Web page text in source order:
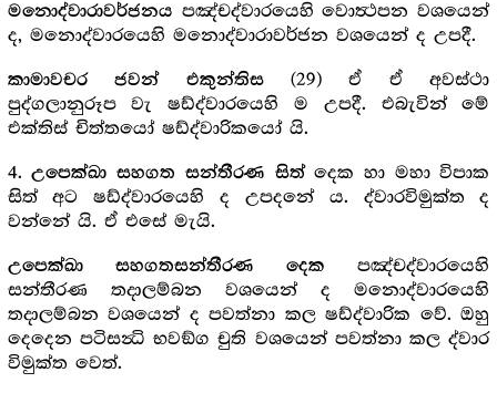
මනොද්වාරාවර්ජනය පඤ්චද්වාරයෙහි වොත්‍ථපන වශයෙන්
ද, මනොද්වාරයෙහි මනොද්වාරාවර්ජන වශයෙන් ද උපදී.
කාමාවචර ජවන් එකුන්තිස(29) ඒ ඒ අවස්ථා
පුද්ගලානුරූප වැ ෂඩ්ද්වාරයෙහි ම උපදී. එබැවින් මේ
එක්තිස් චිත්තයෝ ෂඩ්ද්වාරිකයෝ යි.
4.උපෙක්ඛා සහගත සන්තීරණ සිත්දෙක හා මහා විපාක
සිත් අට ෂඩ්ද්වාරයෙහි ද උපදනේ ය. ද්වාරවිමුක්ත ද
වන්නේ යි. ඒ එසේ මැයි.
උපෙක්ඛා සහගතසන්තීරණ දෙක පඤ්චද්වාරයෙහි
සන්තීරණ තදාලම්බන වශයෙන් ද මනොද්වාරයෙහි
තදාලම්බන වශයෙන් ද පවත්නා කල ෂඩ්ද්වාරික වේ. ඔහු
දෙදෙන පටිසන්‍ධි භවඞ්ග චුති වශයෙන් පවත්නා කල ද්වාර
විමුක්ත වෙත්.